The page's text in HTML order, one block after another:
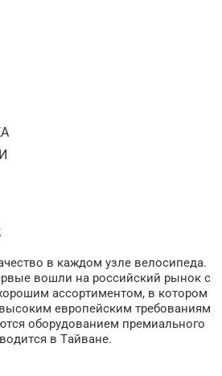
в каждом узле велосипеда.
вошли на российский рынок с
ассортиментом, в котором
европейским требованиям
оборудованием премиального
в Тайване.